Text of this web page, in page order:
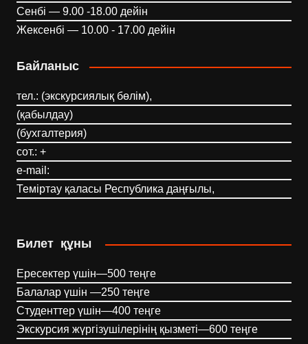
Сенбі — 9.00 -18.00 дейін
Жексенбі — 10.00 - 17.00 дейін
Байланыс
тел.: (экскурсиялық бөлім),
(қабылдау)
(бухгалтерия)
сот.: +
e-mail:
Теміртау қаласы Республика даңғылы,
Билет құны
Ересектер үшін—500 теңге
Балалар үшін —250 теңге
Студенттер үшін—400 теңге
Экскурсия жүргізушілерінің қызметі—600 теңге